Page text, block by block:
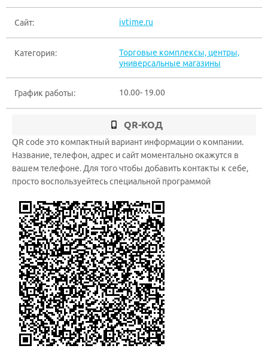
Сайт: ivtime.ru
Категория:
Торговые комплексы, центры,
универсальные магазины
График работы: 10.00- 19.00
QR-КОД
QR code это компактный вариант информации о компании.
Название, телефон, адрес и сайт моментально окажутся в
вашем телефоне. Для того чтобы добавить контакты к себе,
просто воспользуейтесь специальной программой